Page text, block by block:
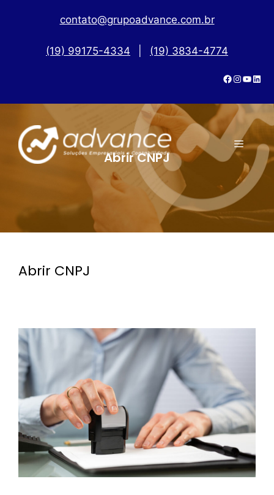
contato@grupoadvance.com.br
(19) 99175-4334 (19) 3834-4774
Abrir CNPJ
Abrir CNPJ